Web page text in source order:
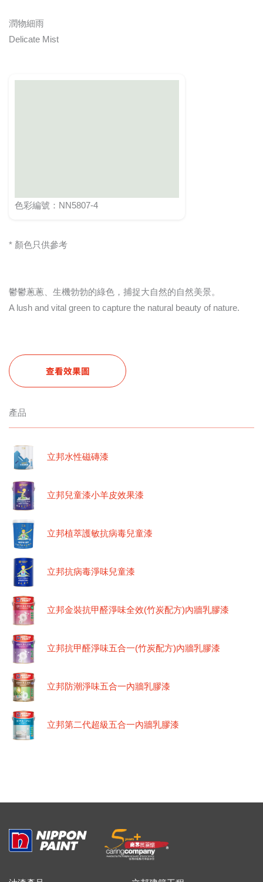
潤物細雨
Delicate Mist
色彩編號：NN5807-4
* 顏色只供參考
鬱鬱蔥蔥、生機勃勃的綠色，捕捉大自然的自然美景。
A lush and vital green to capture the natural beauty of nature.
查看效果圖
產品
立邦水性磁磚漆
立邦兒童漆小羊皮效果漆
立邦植萃護敏抗病毒兒童漆
立邦抗病毒淨味兒童漆
立邦金裝抗甲醛淨味全效(竹炭配方)內牆乳膠漆
立邦抗甲醛淨味五合一(竹炭配方)內牆乳膠漆
立邦防潮淨味五合一內牆乳膠漆
立邦第二代超級五合一內牆乳膠漆